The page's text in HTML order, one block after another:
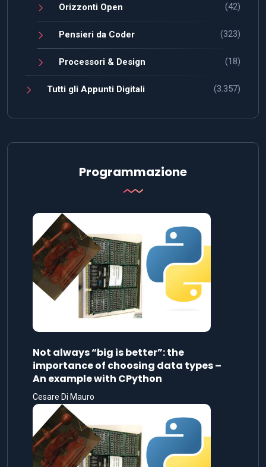
Orizzonti Open (42)
Pensieri da Coder (323)
Processori & Design (18)
Tutti gli Appunti Digitali (3.357)
Programmazione
Not always “big is better”: the
importance of choosing data types –
An example with CPython
Cesare Di Mauro